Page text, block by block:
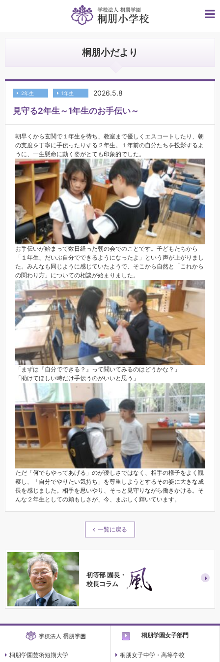
桐朋小だより
2026.5.8
1年生
2年生
見守る2年生～1年生のお手伝い～
朝早くから玄関で１年生を待ち、教室まで優しくエスコートしたり、朝
の支度を丁寧に手伝ったりする２年生。１年前の自分たちを投影するよ
うに、一生懸命に動く姿がとても印象的でした。
お手伝いが始まって数日経った朝の会でのことです。子どもたちから
「１年生、だいぶ自分でできるようになったよ」という声が上がりまし
た。みんなも同じように感じていたようで、そこから自然と「これから
の関わり方」についての相談が始まりました。
「まずは『自分でできる？』って聞いてみるのはどうかな？」
「助けてほしい時だけ手伝うのがいいと思う」
ただ「何でもやってあげる」のが優しさではなく、相手の様子をよく観
察し、「自分でやりたい気持ち」を尊重しようとするその姿に大きな成
長を感じました。相手を思いやり、そっと見守りながら働きかける。そ
んな２年生としての頼もしさが、今、まぶしく輝いています。
一覧に戻る
初等部 園長・
校長コラム
桐朋学園女子部門
桐朋学園芸術短期大学 桐朋女子中学・高等学校